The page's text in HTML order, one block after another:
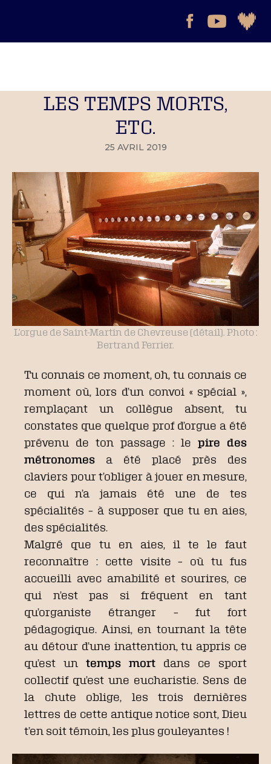
LES TEMPS MORTS,
ETC.
25 AVRIL 2019
L’orgue de Saint-Martin de Chevreuse (détail). Photo :
Bertrand Ferrier.
Tu connais ce moment, oh, tu connais ce
moment où, lors d’un convoi « spécial »,
remplaçant un collègue absent, tu
constates que quelque prof d’orgue a été
prévenu de ton passage : le pire des
métronomes a été placé près des
claviers pour t’obliger à jouer en mesure,
ce qui n’a jamais été une de tes
spécialités – à supposer que tu en aies,
des spécialités.
Malgré que tu en aies, il te le faut
reconnaître : cette visite – où tu fus
accueilli avec amabilité et sourires, ce
qui n’est pas si fréquent en tant
qu’organiste étranger – fut fort
pédagogique. Ainsi, en tournant la tête
au détour d’une inattention, tu appris ce
qu’est un temps mort dans ce sport
collectif qu’est une eucharistie. Sens de
la chute oblige, les trois dernières
lettres de cette antique notice sont, Dieu
t’en soit témoin, les plus gouleyantes !